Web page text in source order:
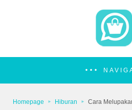
Homepage Hiburan Cara